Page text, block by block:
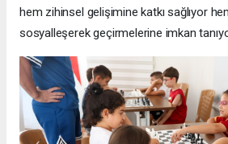
hem zihinsel gelişimine katkı sağlıyor
sosyalleşerek geçirmelerine imkan